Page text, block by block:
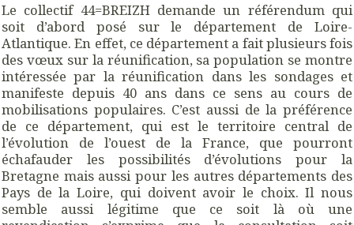
Le collectif 44=BREIZH demande un référendum qui
soit d’abord posé sur le département de Loire-
Atlantique. En effet, ce département a fait plusieurs fois
des vœux sur la réunification, sa population se montre
intéressée par la réunification dans les sondages et
manifeste depuis 40 ans dans ce sens au cours de
mobilisations populaires. C’est aussi de la préférence
de ce département, qui est le territoire central de
l’évolution de l’ouest de la France, que pourront
échafauder les possibilités d’évolutions pour la
Bretagne mais aussi pour les autres départements des
Pays de la Loire, qui doivent avoir le choix. Il nous
semble aussi légitime que ce soit là où une